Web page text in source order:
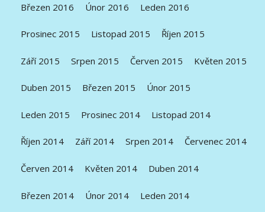
Březen 2016 Únor 2016 Leden 2016
Prosinec 2015 Listopad 2015 Říjen 2015
Září 2015 Srpen 2015 Červen 2015 Květen 2015
Duben 2015 Březen 2015 Únor 2015
Leden 2015 Prosinec 2014 Listopad 2014
Říjen 2014 Září 2014 Srpen 2014 Červenec 2014
Červen 2014 Květen 2014 Duben 2014
Březen 2014 Únor 2014 Leden 2014